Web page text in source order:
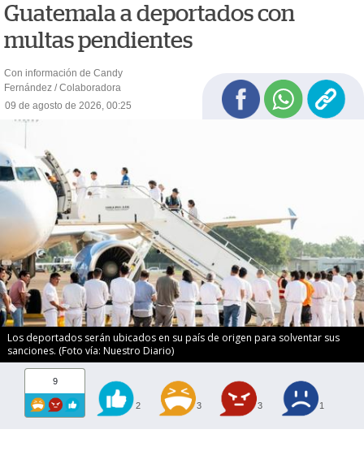
Guatemala a deportados con
multas pendientes
Con información de Candy
Fernández / Colaboradora
09 de agosto de 2026, 00:25
Los deportados serán ubicados en su país de origen para solventar sus
sanciones. (Foto vía: Nuestro Diario)
9
2 3 3 1